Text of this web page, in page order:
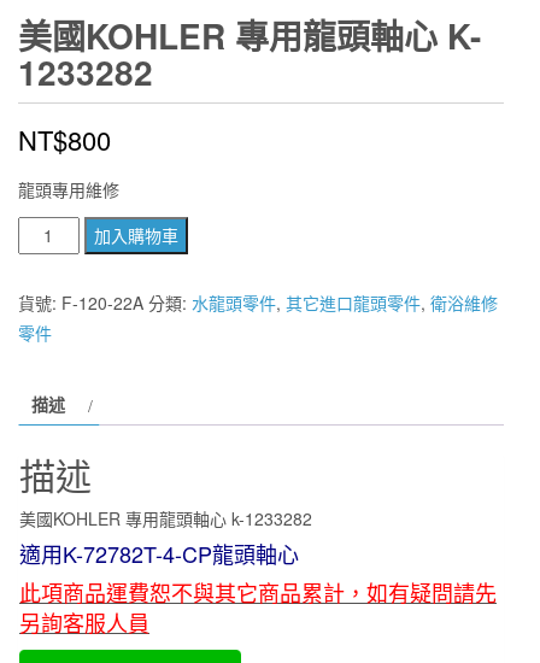
美國KOHLER 專用龍頭軸心 K-
1233282
NT$800
龍頭專用維修
國
KOHLER
專
頭
心
1233282
數
量
加入購物車
貨號: F-120-22A 分類: 水龍頭零件, 其它進口龍頭零件, 衛浴維修
零件
描述
描述
美國KOHLER 專用龍頭軸心 k-1233282
適用K-72782T-4-CP龍頭軸心
此項商品運費恕不與其它商品累計，如有疑問請先
另詢客服人員